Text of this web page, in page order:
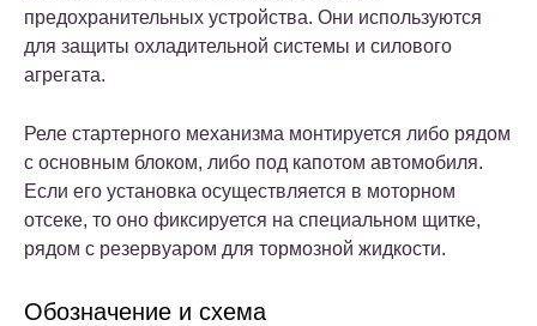
предохранительных устройства. Они используются
для защиты охладительной системы и силового
агрегата.
Реле стартерного механизма монтируется либо рядом
с основным блоком, либо под капотом автомобиля.
Если его установка осуществляется в моторном
отсеке, то оно фиксируется на специальном щитке,
рядом с резервуаром для тормозной жидкости.
Обозначение и схема